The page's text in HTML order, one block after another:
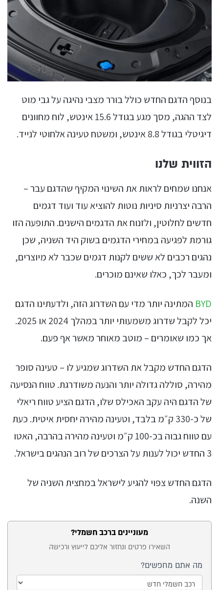
בנוסף הדגם החדש כולל בורר מצבי נהיגה על גבי מוט
לצד ההגה, מסך מגע בגודל 15.6 אינטש, לוח מחוונים
דיגיטלי בגודל 8.8 אינטש, ומשטח טעינה אלחוטי לנייד.
הזווית שלנו
אנחנו שמחים לראות את השינוי המקיף שהדגם עבר –
הרבה יצרניות סיניות נוטות להוציא עוד ועוד דגמים
חדשים לחלוטין, ולזנוח את הדגמים הישנים. התופעה הזו
גורמת לפגיעה במחירי הדגמים בשוק היד השניה, שכן
נהגים רכבים לא ששים לקנות דגמים שכבר לא מיוצרים,
ומעבר לכך, כאלו שאינם מוכרים.
BYD המתינה יותר מדי עם השדרוג הזה, ולדעתינו הדגם
יכל לקבל שדרוג משמעותי יותר במהלך 2024 או 2025.
אך כמו שאומרים – מוטב מאוחר מאשר אף פעם.
הדגם החדש מקבל את השדרוג שמגיע לו – טעינה סופר
מהירה, סוללה גדולה יותר והנעה משודרגת. טווח הנסיעה
של הדגם היה עקב האכילס שלו, הדגם הציע טווח ריאלי
של כ-330 ק״מ בלבד, וטעינה מהירה יחסית איטית. כעת
עם טווח גבוה בכ-100 ק״מ וטעינה מהירה בהרבה, האטו
3 החדש יכול לענות על הצרכים של רוב הנהגים בישראל.
הדגם החדש צפוי להגיע לישראל במחצית השניה של
השנה.
בכתבה
- רכב
מעוניינים ברכב חשמלי?
השאירו פרטים ונחזור אליכם לייעוץ ורכישה
מה אתם מחפשים?